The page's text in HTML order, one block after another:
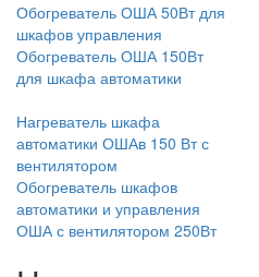
Обогреватель ОША 50Вт для
шкафов управления
Обогреватель ОША 150Вт
для шкафа автоматики
Нагреватель шкафа
автоматики ОШАв 150 Вт с
вентилятором
Обогреватель шкафов
автоматики и управления
ОША с вентилятором 250Вт